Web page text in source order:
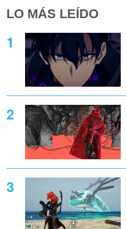
LO MÁS LEÍDO